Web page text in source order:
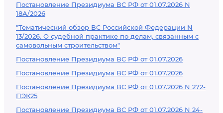
Постановление Президиума ВС РФ от 01.07.2026 N
18А/2026
"Тематический обзор ВС Российской Федерации N
13/2026. О судебной практике по делам, связанным с
самовольным строительством"
Постановление Президиума ВС РФ от 01.07.2026
Постановление Президиума ВС РФ от 01.07.2026
Постановление Президиума ВС РФ от 01.07.2026 N 272-
ПЭК25
Постановление Президиума ВС РФ от 01.07.2026 N 24-